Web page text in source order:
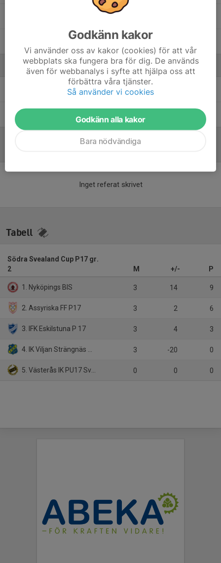
, U19 Pojk
Shant Veron Bido, U19 Pojk
Ledare
Tränare
Tränare
Inget referat skrivet
Tabell
Södra Svealand Cup P17 gr.
2
M +/- P
1. Nyköpings BIS 3 14 9
2. Assyriska FF P17 3 2 6
3. IFK Eskilstuna P 17 3 4 3
4. IK Viljan Strängnäs P16 3 -20 0
5. Västerås IK PU17 Svart 0 0 0
Godkänn kakor
Vi använder oss av kakor (cookies) för att vår
webbplats ska fungera bra för dig. De används
även för webbanalys i syfte att hjälpa oss att
förbättra våra tjänster.
Så använder vi cookies
Godkänn alla kakor
Bara nödvändiga